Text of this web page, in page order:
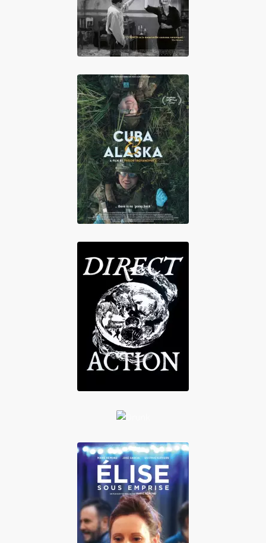
Cuba & Alaska
DIRECT ACTION
Élise sous emprise